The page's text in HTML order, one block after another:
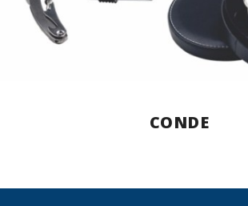
CONDE